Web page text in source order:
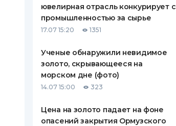
ПУТЕВОДИТЕЛИ ПО
СТРАХОВЫЕ КОМПАНИИ
ОТЗЫВЫ О СТРАХОВЫХ
ДОСТАВКА И ОПЛАТА
ювелирная отрасль конкурирует с
промышленностью за сырье
17.07 15:20 1351
Ученые обнаружили невидимое
золото, скрывающееся на
морском дне (фото)
14.07 15:00 323
Цена на золото падает на фоне
опасений закрытия Ормузского